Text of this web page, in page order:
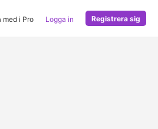
med i Pro Logga in Registrera sig